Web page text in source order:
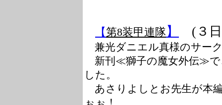
【第8装甲連隊 】 (３
兼光ダニエル真様のサー
新刊≪獅子の魔女外伝≫で
した。
あさりよしとお先生が本
ぉぉ！